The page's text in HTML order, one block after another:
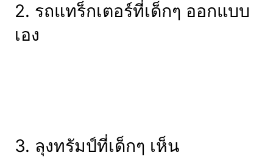
2. รถแทร็กเตอร์ที่เด็กๆ ออกแบบ
เอง
3. ลุงทรัมป์ที่เด็กๆ เห็น